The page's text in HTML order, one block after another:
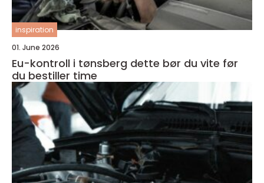
inspiration
01. June 2026
Eu-kontroll i tønsberg dette bør du vite før
du bestiller time